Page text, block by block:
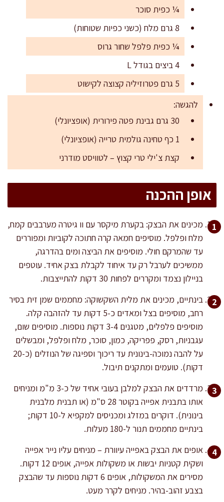
¼ כפית סוכר
8 גרם מלח (כשני כפיות שטוחות)
¼ כפית פלפל שחור גרוס
4 ביצים בגודל L
5 גרם פטרוזיליה קצוצה לקישוט
להגשה:
30 גרם גבינת פטה פירורית (אופציונלי)
1 כף טחינה גולמית טרייה (אופציונלי)
קצת צ'ילי טרי קצוץ – לטוויסט מודרני
אופן ההכנה
מכינים את הבצק: בקערת מיקסר עם וו גיטרה מערבבים קמח,
מלח ופלפל. מוסיפים חמאה קרה חתוכה לקוביות ומפוררים
עד שהמרקם חולי. מוסיפים את הביצה ומים בהדרגה,
ממשיכים לערבל רק עד איחוד לקבלת בצק אחיד. עוטפים
בניילון נצמד ומקררים לפחות 30 דקות להתייצבות.
בינתיים, מכינים את מלית השקשוקה: מחממים שמן זית בסיר
רחב, מוסיפים בצל ומאדים כ-5 דקות עד להזהבה קלה.
מוסיפים פלפלים, מטגנים 3-4 דקות נוספות. מוסיפים שום,
עגבניות, רסק, פפריקה, כמון, סוכר, מלח ופלפל, ומבשלים
על להבה נמוכה-בינונית עד ריכוך וספיגה של הנוזלים (כ-20
דקות). טועמים ומתקנים תיבול.
מרדדים את הבצק למלבן בעובי אחיד של כ-3 מ"מ ומניחים
אותו בתבנית אפייה בקוטר 28 ס"מ (או תבנית מלבנית
בינונית). דוקרים במזלג ומכניסים למקפיא ל-10 דקות;
בינתיים מחממים תנור ל-180 מעלות.
אופים את הבצק באפייה עיוורת – מניחים עליו נייר אפייה
ושקית קטניות יבשות או משקולות אפייה, אופים 12 דקות.
מסירים את המשקולות, אופים 6 דקות נוספות עד שהבצק
בצבע זהוב-בהיר. מניחים לקרר מעט.